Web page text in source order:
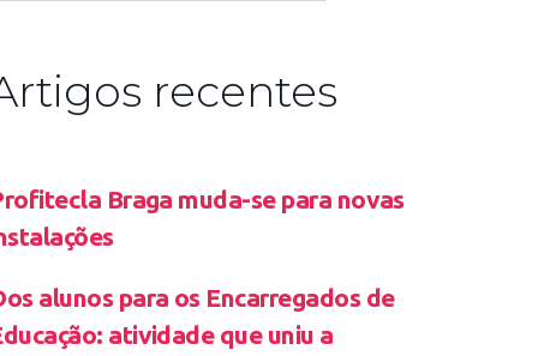
recentes
Braga muda-se para novas
alunos para os Encarregados de
atividade que uniu a